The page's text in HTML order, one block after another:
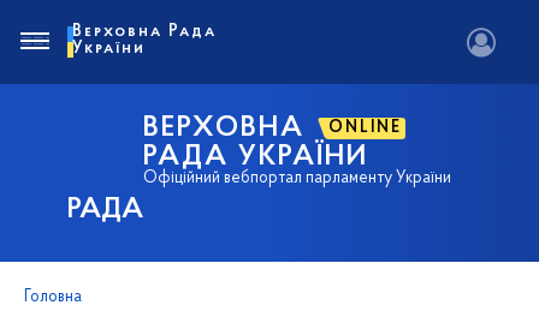
РАДА
ВЕРХОВНА ONLINE
РАДА УКРАЇНИ
Офіційний вебпортал парламенту України
Верховна Рада
України
Головна